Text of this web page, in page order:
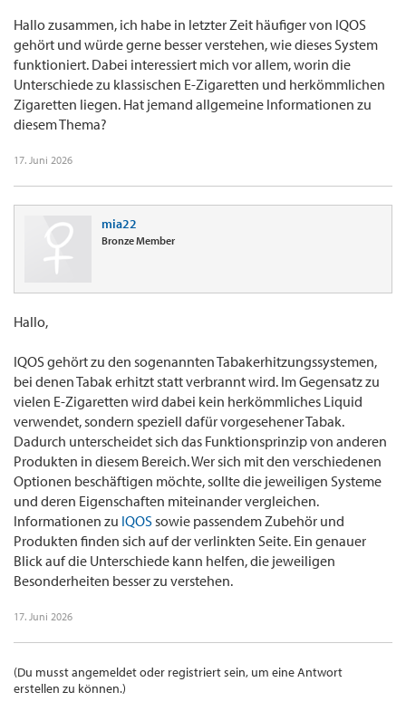
Hallo zusammen, ich habe in letzter Zeit häufiger von IQOS
gehört und würde gerne besser verstehen, wie dieses System
funktioniert. Dabei interessiert mich vor allem, worin die
Unterschiede zu klassischen E-Zigaretten und herkömmlichen
Zigaretten liegen. Hat jemand allgemeine Informationen zu
diesem Thema?
17. Juni 2026
mia22
Bronze Member
Hallo,
IQOS gehört zu den sogenannten Tabakerhitzungssystemen,
bei denen Tabak erhitzt statt verbrannt wird. Im Gegensatz zu
vielen E-Zigaretten wird dabei kein herkömmliches Liquid
verwendet, sondern speziell dafür vorgesehener Tabak.
Dadurch unterscheidet sich das Funktionsprinzip von anderen
Produkten in diesem Bereich. Wer sich mit den verschiedenen
Optionen beschäftigen möchte, sollte die jeweiligen Systeme
und deren Eigenschaften miteinander vergleichen.
Informationen zu IQOSsowie passendem Zubehör und
Produkten finden sich auf der verlinkten Seite. Ein genauer
Blick auf die Unterschiede kann helfen, die jeweiligen
Besonderheiten besser zu verstehen.
17. Juni 2026
(Du musst angemeldet oder registriert sein, um eine Antwort
erstellen zu können.)